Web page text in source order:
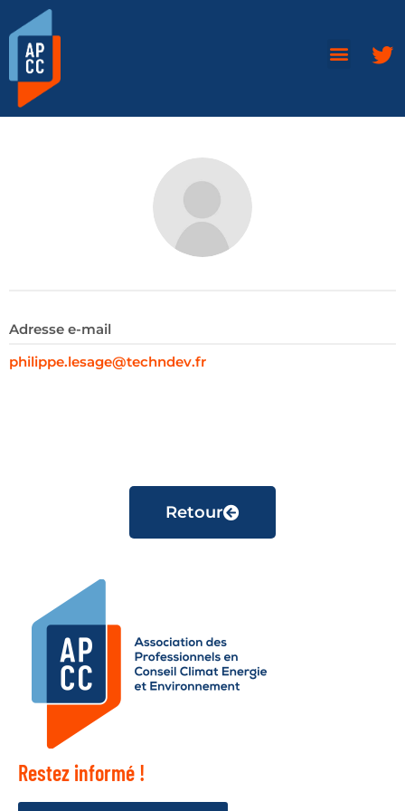
Adresse e-mail
philippe.lesage@techndev.fr
Retour
Restez informé !